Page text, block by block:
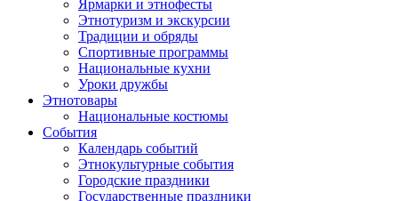
Ярмарки и этнофесты
Этнотуризм и экскурсии
Традиции и обряды
Спортивные программы
Национальные кухни
Уроки дружбы
Этнотовары
Национальные костюмы
События
Календарь событий
Этнокультурные события
Городские праздники
Государственные праздники